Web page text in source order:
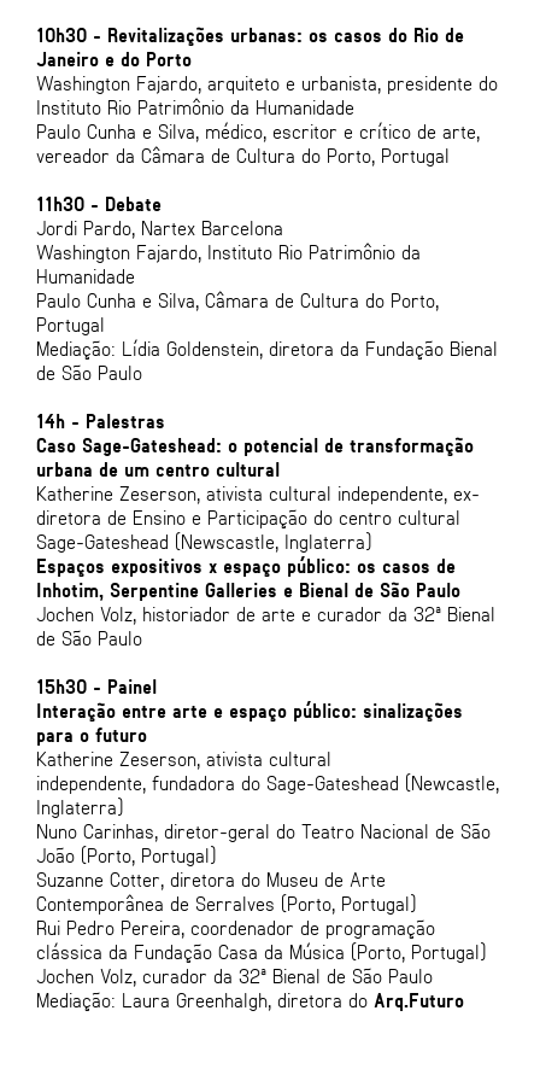
10h30 - Revitalizações urbanas: os casos do Rio de
Janeiro e do Porto
Washington Fajardo, arquiteto e urbanista, presidente do
Instituto Rio Patrimônio da Humanidade
Paulo Cunha e Silva, médico, escritor e crítico de arte,
vereador da Câmara de Cultura do Porto, Portugal
11h30 - Debate
Jordi Pardo, Nartex Barcelona
Washington Fajardo, Instituto Rio Patrimônio da
Humanidade
Paulo Cunha e Silva, Câmara de Cultura do Porto,
Portugal
Mediação: Lídia Goldenstein, diretora da Fundação Bienal
de São Paulo
14h - Palestras
Caso Sage-Gateshead: o potencial de transformação
urbana de um centro cultural
Katherine Zeserson, ativista cultural independente, ex-
diretora de Ensino e Participação do centro cultural
Sage-Gateshead (Newscastle, Inglaterra)
Espaços expositivos x espaço público: os casos de
Inhotim, Serpentine Galleries e Bienal de São Paulo
Jochen Volz, historiador de arte e curador da 32ª Bienal
de São Paulo
15h30 - Painel
Interação entre arte e espaço público: sinalizações
para o futuro
Katherine Zeserson, ativista cultural
independente, fundadora do Sage-Gateshead (Newcastle,
Inglaterra)
Nuno Carinhas, diretor-geral do Teatro Nacional de São
João (Porto, Portugal)
Suzanne Cotter, diretora do Museu de Arte
Contemporânea de Serralves (Porto, Portugal)
Rui Pedro Pereira, coordenador de programação
clássica da Fundação Casa da Música (Porto, Portugal)
Jochen Volz, curador da 32ª Bienal de São Paulo
Mediação: Laura Greenhalgh, diretora do Arq.Futuro